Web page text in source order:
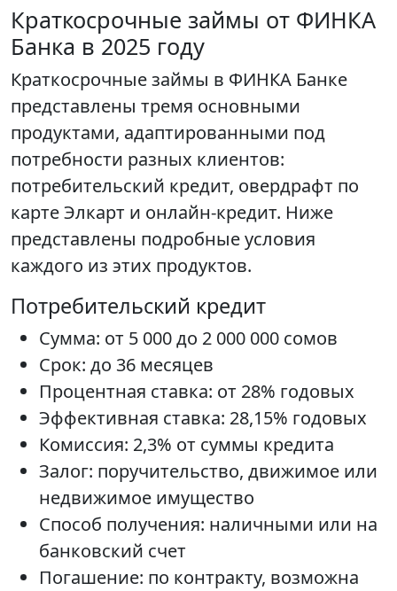
Краткосрочные займы от ФИНКА
Банка в 2025 году
Краткосрочные займы в ФИНКА Банке
представлены тремя основными
продуктами, адаптированными под
потребности разных клиентов:
потребительский кредит, овердрафт по
карте Элкарт и онлайн-кредит. Ниже
представлены подробные условия
каждого из этих продуктов.
Потребительский кредит
Сумма: от 5 000 до 2 000 000 сомов
Срок: до 36 месяцев
Процентная ставка: от 28% годовых
Эффективная ставка: 28,15% годовых
Комиссия: 2,3% от суммы кредита
Залог: поручительство, движимое или
недвижимое имущество
Способ получения: наличными или на
банковский счет
Погашение: по контракту, возможна